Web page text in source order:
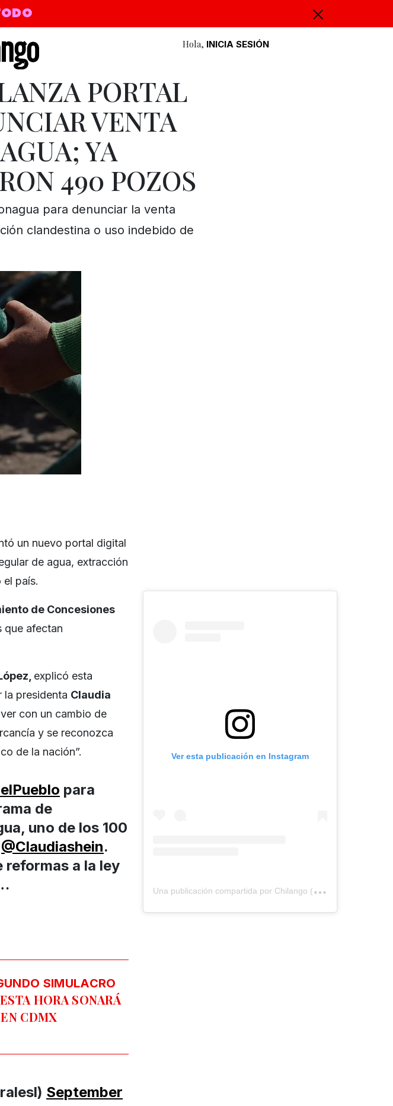
Hola, INICIA SESIÓN
PORTAL
VENTA
YA
490 POZOS
para denunciar la venta
clandestina o uso indebido de
un nuevo portal digital
de agua, extracción
país.
de Concesiones
que afectan
explicó esta
la presidenta Claudia
con un cambio de
y se reconozca
de la nación”.
para
de
uno de los 100
@Claudiashein.
reformas a la ley
SIMULACRO
HORA SONARÁ
CDMX
September
Ver esta publicación en Instagram
U
na publicación compartida por Chilango (@chilangocom)